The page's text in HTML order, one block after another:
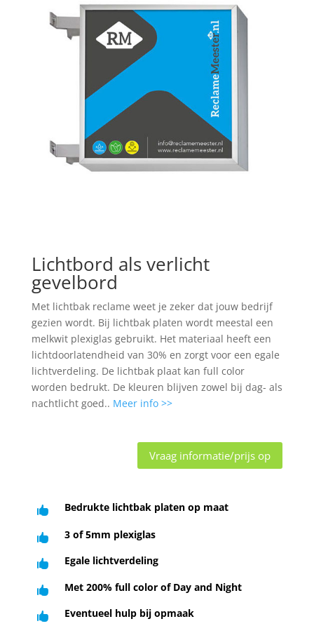
Lichtbord als verlicht
gevelbord
Met lichtbak reclame weet je zeker dat jouw bedrijf
gezien wordt. Bij lichtbak platen wordt meestal een
melkwit plexiglas gebruikt. Het materiaal heeft een
lichtdoorlatendheid van 30% en zorgt voor een egale
lichtverdeling. De lichtbak plaat kan full color
worden bedrukt. De kleuren blijven zowel bij dag- als
nachtlicht goed.. Meer info >>
Vraag informatie/prijs op
 Bedrukte lichtbak platen op maat
 3 of 5mm plexiglas
 Egale lichtverdeling
 Met 200% full color of Day and Night
 Eventueel hulp bij opmaak